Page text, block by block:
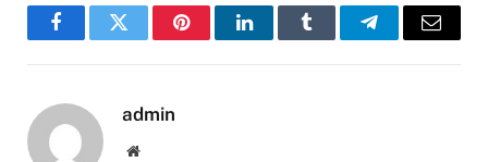
FacebookTwitter PinterestLinkedInTumblr TelegramEmail
admin
Website